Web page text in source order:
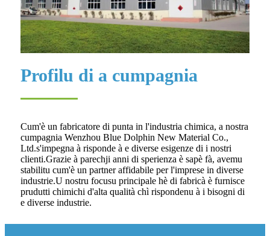
Profilu di a cumpagnia
Cum'è un fabricatore di punta in l'industria chimica, a nostra
cumpagnia Wenzhou Blue Dolphin New Material Co.,
Ltd.s'impegna à risponde à e diverse esigenze di i nostri
clienti.Grazie à parechji anni di sperienza è sapè fà, avemu
stabilitu cum'è un partner affidabile per l'imprese in diverse
industrie.U nostru focusu principale hè di fabricà è furnisce
prudutti chimichi d'alta qualità chì rispondenu à i bisogni di
e diverse industrie.